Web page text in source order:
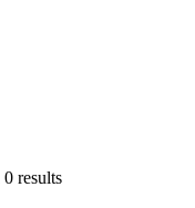
0 results